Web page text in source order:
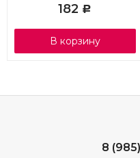
182 Р
В корзину
8